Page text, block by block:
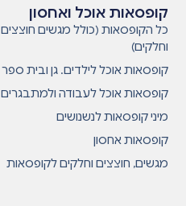
קופסאות אוכל ואחסון
כל הקופסאות (כולל מגשים חוצצים
וחלקים)
קופסאות אוכל לילדים. גן ובית ספר
קופסאות אוכל לעבודה ולמתבגרים
מיני קופסאות לנשנושים
קופסאות אחסון
מגשים, חוצצים וחלקים לקופסאות